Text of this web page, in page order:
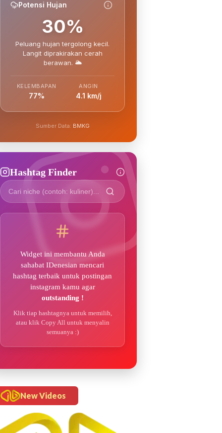
Potensi Hujan
30%
Peluang hujan tergolong kecil.
Langit diprakirakan cerah
berawan. 🌥️
KELEMBAPAN
77%
ANGIN
4.1 km/j
Sumber Data: BMKG
Hashtag Finder
Widget ini membantu Anda
sahabat IDenesian mencari
hashtag terbaik untuk postingan
instagram kamu agar
outstanding !
Klik tiap hashtagnya untuk memilih,
atau klik Copy All untuk menyalin
semuanya :)
New Videos